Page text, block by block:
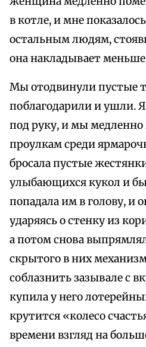
в котле, и мне
остальным людям,
она накладывает
Мы отодвинули пустые
поблагодарили и ушли.
под руку, и мы медленно
проулкам среди
бросала пустые
улыбающихся кукол и
попадала им в голову, и
ударяясь о стенку из
а потом снова
скрытого в них
соблазнить зазывале с
купила у него
крутится «колесо
времени взгляд на